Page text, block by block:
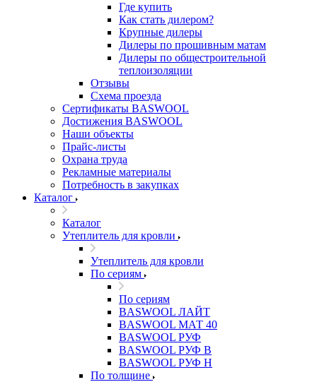
Где купить
Как стать дилером?
Крупные дилеры
Дилеры по прошивным матам
Дилеры по общестроительной
теплоизоляции
Отзывы
Схема проезда
Сертификаты BASWOOL
Достижения BASWOOL
Наши объекты
Прайс-листы
Охрана труда
Рекламные материалы
Потребность в закупках
Каталог
Каталог
Утеплитель для кровли
Утеплитель для кровли
По сериям
По сериям
BASWOOL ЛАЙТ
BASWOOL МАТ 40
BASWOOL РУФ
BASWOOL РУФ В
BASWOOL РУФ Н
По толщине